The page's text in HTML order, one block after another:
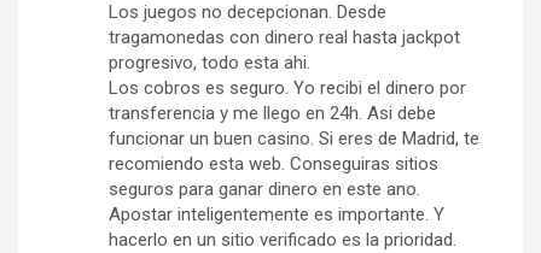
Los juegos no decepcionan. Desde
tragamonedas con dinero real hasta jackpot
progresivo, todo esta ahi.
Los cobros es seguro. Yo recibi el dinero por
transferencia y me llego en 24h. Asi debe
funcionar un buen casino. Si eres de Madrid, te
recomiendo esta web. Conseguiras sitios
seguros para ganar dinero en este ano.
Apostar inteligentemente es importante. Y
hacerlo en un sitio verificado es la prioridad.